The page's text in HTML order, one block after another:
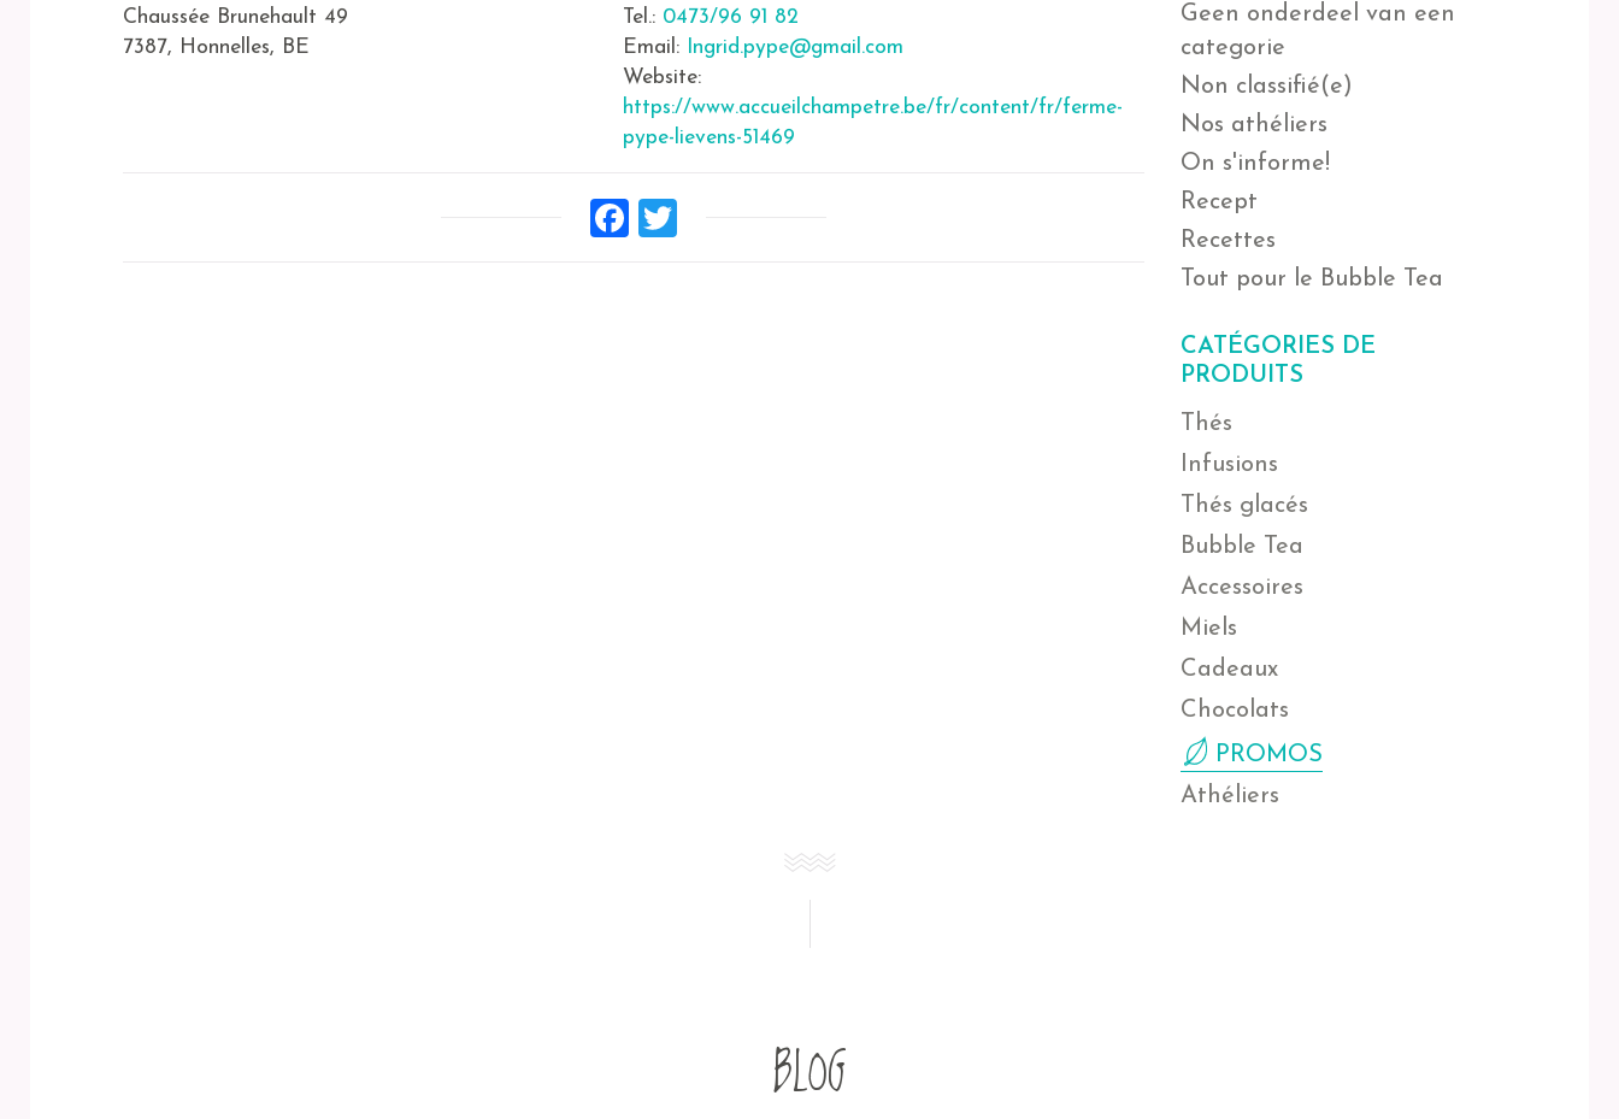
Chaussée Brunehault 49
7387, Honnelles, BE
Tel.: 0473/96 91 82
Email:
Ingrid.pype@gmail.com
Website:
https://www.accueilchampetre.be/fr/content/fr/ferme-
pype-lievens-51469
Facebook
Geen onderdeel van een
categorie
Non classifié(e)
Nos athéliers
On s'informe!
Recept
Recettes
Tout pour le Bubble Tea
CATÉGORIES DE
PRODUITS
Thés
Infusions
Thés glacés
Bubble Tea
Accessoires
Miels
Cadeaux
Chocolats
PROMOS
Athéliers
BLOG